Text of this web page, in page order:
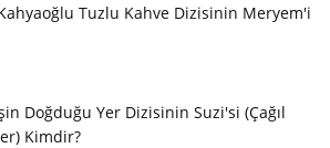
Tuzlu Kahve Dizisinin Meryem'i
Doğduğu Yer Dizisinin Suzi'si (Çağıl
Kimdir?